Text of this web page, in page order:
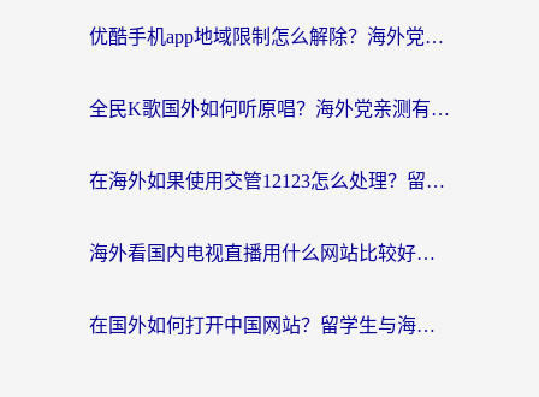
优酷手机app地域限制怎么解除？海外党亲测有效的追剧方案
全民K歌国外如何听原唱？海外党亲测有效的回国加速器选择指南
在海外如果使用交管12123怎么处理？留学生亲测有效的回国加速方案
海外看国内电视直播用什么网站比较好？一篇解决你所有追剧难题的实用指南
在国外如何打开中国网站？留学生与海外华人的无缝访问指南